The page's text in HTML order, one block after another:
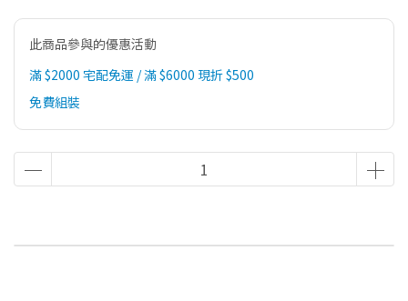
此商品參與的優惠活動
滿 $2000 宅配免運 / 滿 $6000 現折 $500
免費組裝